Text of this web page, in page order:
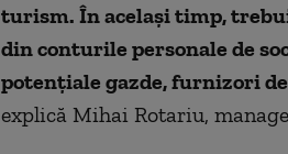
turism. În același timp,
din conturile personale de
potențiale gazde, furnizori
explică Mihai Rotariu,